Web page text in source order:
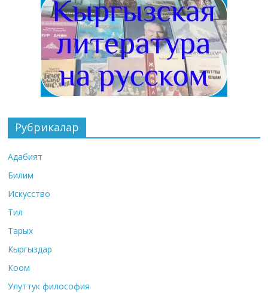
Рубрикалар
Адабият
Билим
Искусство
Тил
Тарых
Кыргыздар
Коом
Улуттук философия